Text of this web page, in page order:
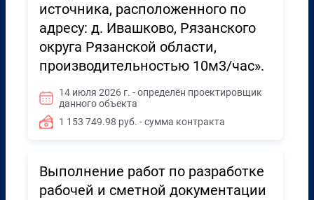
источника, расположенного по
адресу: д. Ивашково, Рязанского
округа Рязанской области,
производительностью 10м3/час».
14 июля 2026 г. - определён проектировщик
данного объекта
1 153 749.98 руб. - сумма контракта
Выполнение работ по разработке
рабочей и сметной документации